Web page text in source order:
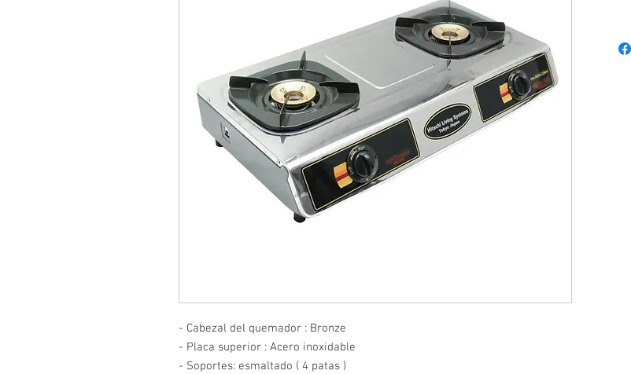
- Cabezal del quemador : Bronze
- Placa superior : Acero inoxidable
- Soportes: esmaltado ( 4 patas )